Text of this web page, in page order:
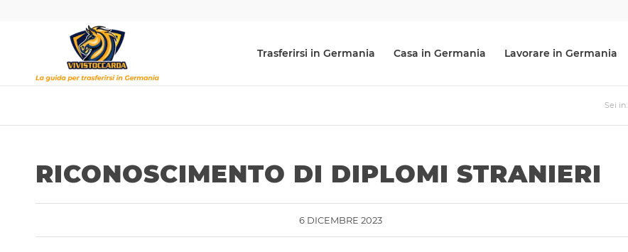
Trasferirsi in Germania Casa in Germania Lavorare in Germania
Sei in:
RICONOSCIMENTO DI DIPLOMI STRANIERI
6 DICEMBRE 2023